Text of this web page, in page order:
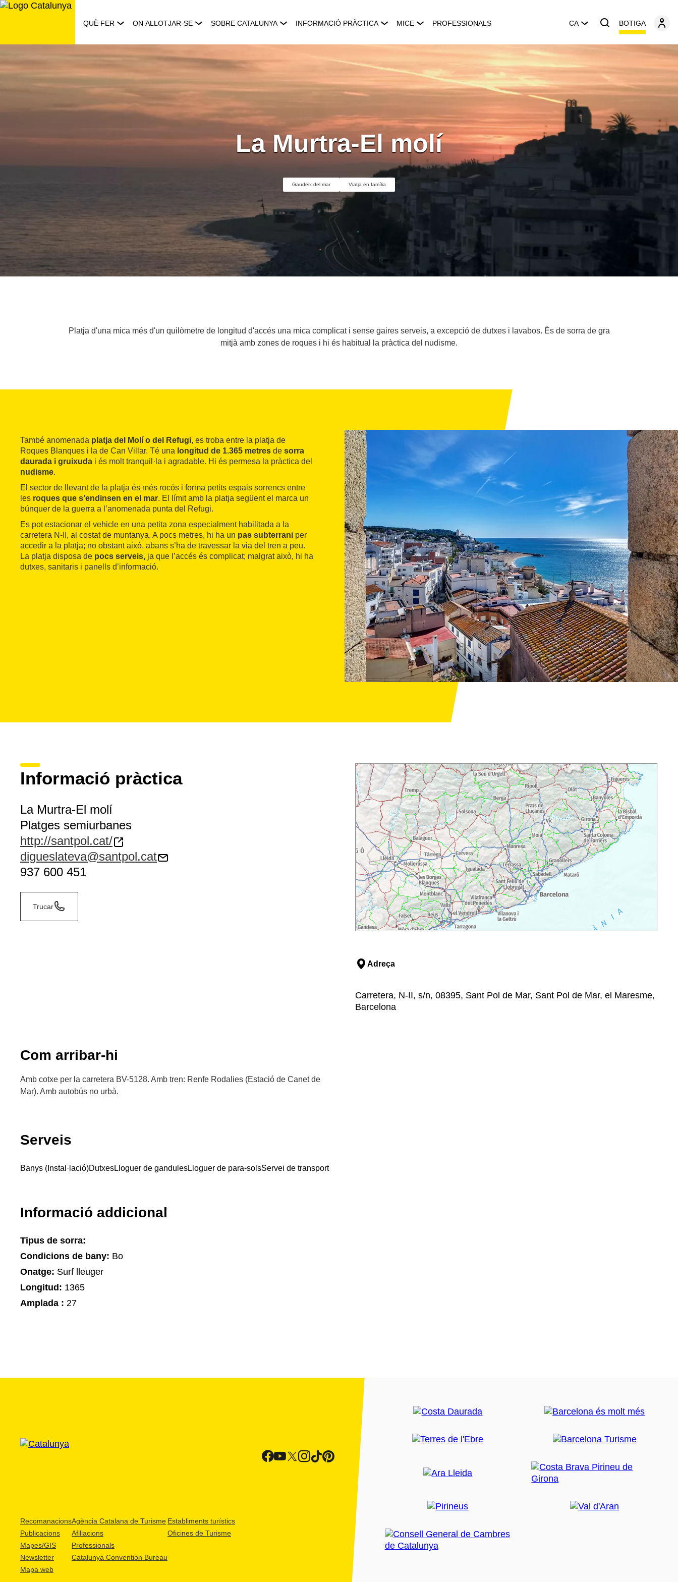
Saltar
QUÈ FER ON ALLOTJAR-SE SOBRE CATALUNYA INFORMACIÓ PRÀCTICA MICE PROFESSIONALS CA BOTIGA
La Murtra-El molí
Gaudeix del mar Viatja en família
Platja d'una mica més d'un quilòmetre de longitud d'accés una mica complicat i sense gaires serveis, a excepció de dutxes i lavabos. És de sorra de gra
mitjà amb zones de roques i hi és habitual la pràctica del nudisme.
També anomenada platja del Molí o del Refugi, es troba entre la platja de
Roques Blanques i la de Can Villar. Té una longitud de 1.365 metres de sorra
daurada i gruixuda i és molt tranquil·la i agradable. Hi és permesa la pràctica del
nudisme.
El sector de llevant de la platja és més rocós i forma petits espais sorrencs entre
les roques que s’endinsen en el mar. El límit amb la platja següent el marca un
búnquer de la guerra a l’anomenada punta del Refugi.
Es pot estacionar el vehicle en una petita zona especialment habilitada a la
carretera N-II, al costat de muntanya. A pocs metres, hi ha un pas subterrani per
accedir a la platja; no obstant això, abans s’ha de travessar la via del tren a peu.
La platja disposa de pocs serveis, ja que l’accés és complicat; malgrat això, hi ha
dutxes, sanitaris i panells d’informació.
Informació pràctica
La Murtra-El molí
Platges semiurbanes
http://santpol.cat/
digueslateva@santpol.cat
937 600 451
Trucar
Adreça
Carretera, N-II, s/n, 08395, Sant Pol de Mar, Sant Pol de Mar, el Maresme,
Barcelona
Com arribar-hi
Amb cotxe per la carretera BV-5128. Amb tren: Renfe Rodalies (Estació de Canet de
Mar). Amb autobús no urbà.
Serveis
Banys (Instal·lació)DutxesLloguer de gandulesLloguer de para-solsServei de transport
Informació addicional
Tipus de sorra:
Condicions de bany: Bo
Onatge: Surf lleuger
Longitud: 1365
Amplada : 27
Recomanacions
Publicacions
Mapes/GIS
Newsletter
Mapa web
Agència Catalana de Turisme
Afiliacions
Professionals
Catalunya Convention Bureau
Establiments turístics
Oficines de Turisme